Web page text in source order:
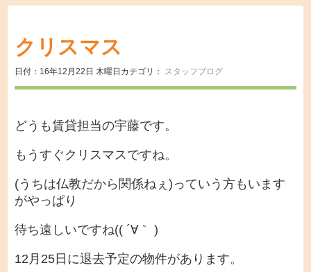
クリスマス
日付：16年12月22日 木曜日 カテゴリ： スタッフブログ
どうも賃貸担当の宇藤です。
もうすぐクリスマスですね。
(うちは仏教だから関係ねぇ)っていう方もいます
がやっぱり
待ち遠しいですね(( ´∀｀ )
12月25日に退去予定の物件があります。